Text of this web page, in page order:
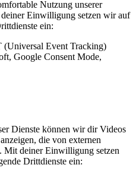
Nutzung unserer
Einwilligung setzen wir auf
ein:
(Universal Event Tracking)
Google Consent Mode,
Dienste können wir dir Videos
die von externen
Mit deiner Einwilligung setzen
Drittdienste ein: